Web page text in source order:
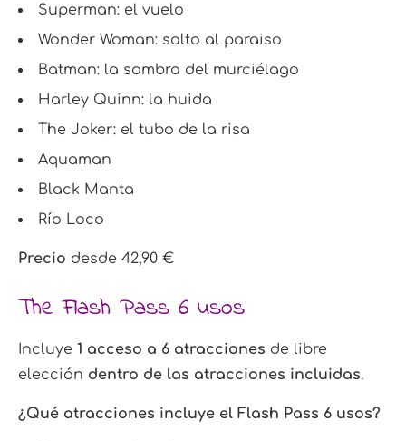
Superman: el vuelo
Wonder Woman: salto al paraiso
Batman: la sombra del murciélago
Harley Quinn: la huida
The Joker: el tubo de la risa
Aquaman
Black Manta
Río Loco
Precio desde 42,90 €
The Flash Pass 6 usos
Incluye 1 acceso a 6 atracciones de libre
elección dentro de las atracciones incluidas.
¿Qué atracciones incluye el Flash Pass 6 usos?